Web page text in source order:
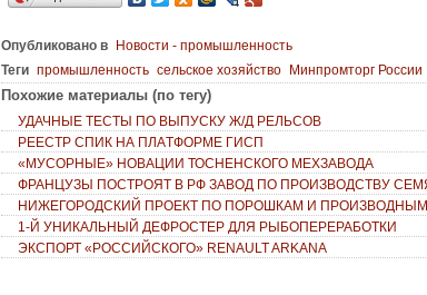
Опубликовано в
Новости - промышленность
Теги промышленность сельское хозяйство
Минпромторг России
Похожие материалы (по тегу)
УДАЧНЫЕ ТЕСТЫ ПО ВЫПУСКУ Ж/Д РЕЛЬСОВ
РЕЕСТР СПИК НА ПЛАTФОРМЕ ГИСП
«МУСОРНЫЕ» НОВАЦИИ ТОСНЕНСКОГО МЕХЗАВОДА
ФРАНЦУЗЫ ПОСТРОЯТ В РФ ЗАВОД ПО ПРОИЗВОДСТВУ
НИЖЕГОРОДСКИЙ ПРОЕКТ ПО ПОРОШКАМ И ПРОИЗВОДНЫМ
1-Й УНИКАЛЬНЫЙ ДЕФРОСТЕР ДЛЯ РЫБОПЕРЕРАБОТКИ
ЭКСПОРТ «РОССИЙСКОГО» RENAULT ARKANA